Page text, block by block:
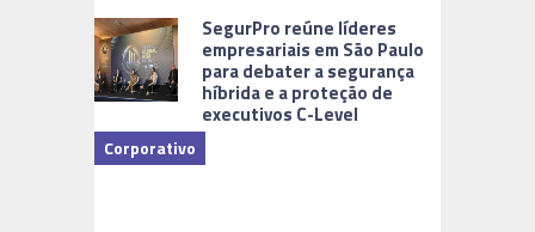
SegurPro reúne líderes
empresariais em São Paulo
para debater a segurança
híbrida e a proteção de
executivos C-Level
Corporativo